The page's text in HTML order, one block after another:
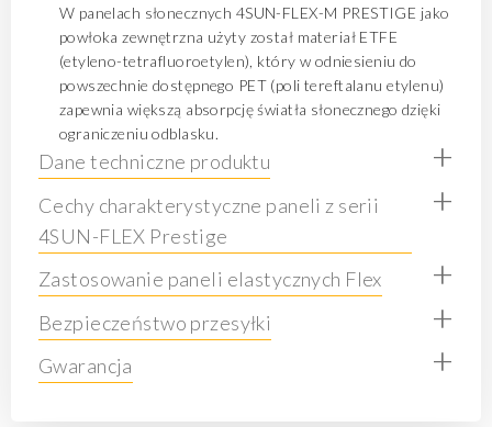
W panelach słonecznych 4SUN-FLEX-M PRESTIGE jako
powłoka zewnętrzna użyty został materiał ETFE
(etyleno-tetrafluoroetylen), który w odniesieniu do
powszechnie dostępnego PET (poli tereftalanu etylenu)
zapewnia większą absorpcję światła słonecznego dzięki
ograniczeniu odblasku.
Dane techniczne produktu +
Cechy charakterystyczne paneli z serii
4SUN-FLEX Prestige
+
Zastosowanie paneli elastycznych Flex +
Bezpieczeństwo przesyłki +
Gwarancja +